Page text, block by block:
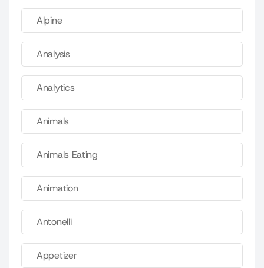
Alpine
Analysis
Analytics
Animals
Animals Eating
Animation
Antonelli
Appetizer